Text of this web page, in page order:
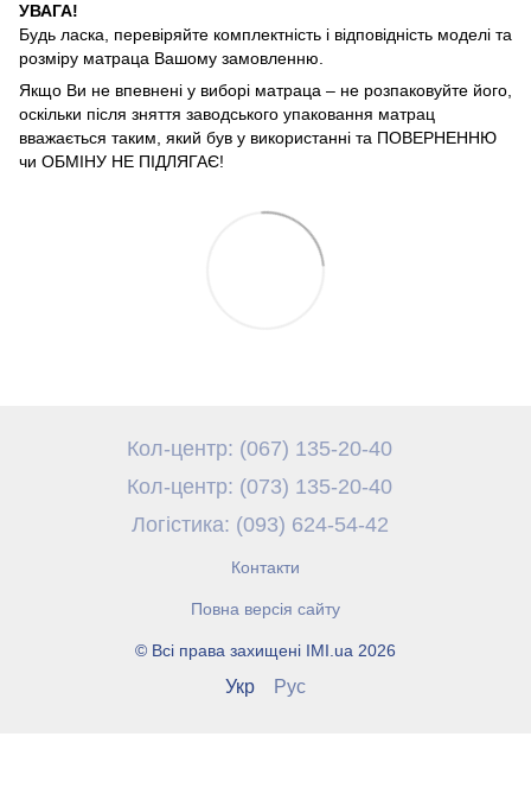
УВАГА!
Будь ласка, перевіряйте комплектність і відповідність моделі та
розміру матраца Вашому замовленню.
Якщо Ви не впевнені у виборі матраца – не розпаковуйте його,
оскільки після зняття заводського упаковання матрац
вважається таким, який був у використанні та ПОВЕРНЕННЮ
чи ОБМІНУ НЕ ПІДЛЯГАЄ!
Кол-центр: (067) 135-20-40
Кол-центр: (073) 135-20-40
Логістика: (093) 624-54-42
Контакти
Повна версія сайту
© Всі права захищені IMI.ua 2026
Укр Рус